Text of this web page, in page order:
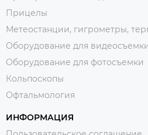
Прицелы
Метеостанции, гигрометры,
Оборудование для видеосъемки
Оборудование для фотосъемки
Кольпоскопы
Офтальмология
ИНФОРМАЦИЯ